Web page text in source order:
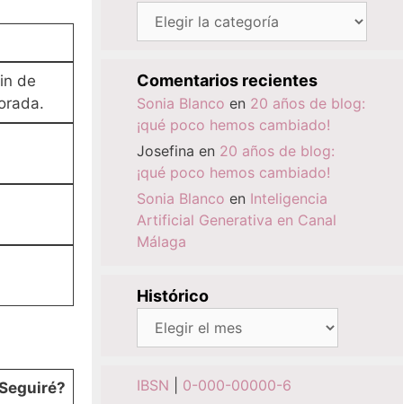
de
Categorías
Comentarios recientes
Sonia Blanco en 20 años de blog:
¡qué poco hemos cambiado!
Josefina en 20 años de blog:
¡qué poco hemos cambiado!
Sonia Blanco en Inteligencia
Artificial Generativa en Canal
Málaga
Histórico
Histórico
IBSN 0-000-00000-6